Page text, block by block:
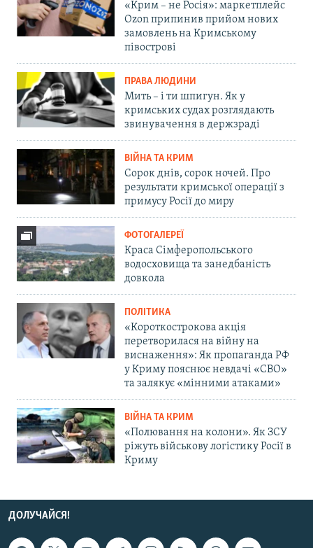
«Крим – не Росія»: маркетплейс
Ozon припинив прийом нових
замовлень на Кримському
півострові
ПРАВА ЛЮДИНИ
Мить – і ти шпигун. Як у
кримських судах розглядають
звинувачення в держзраді
ВІЙНА ТА КРИМ
Сорок днів, сорок ночей. Про
результати кримської операції з
примусу Росії до миру
ФОТОГАЛЕРЕЇ
Краса Сімферопольського
водосховища та занедбаність
довкола
ПОЛІТИКА
«Короткострокова акція
перетворилася на війну на
виснаження»: Як пропаганда РФ
у Криму пояснює невдачі «СВО»
та залякує «мінними атаками»
ВІЙНА ТА КРИМ
«Полювання на колони». Як ЗСУ
ріжуть військову логістику Росії в
Криму
ДОЛУЧАЙСЯ!